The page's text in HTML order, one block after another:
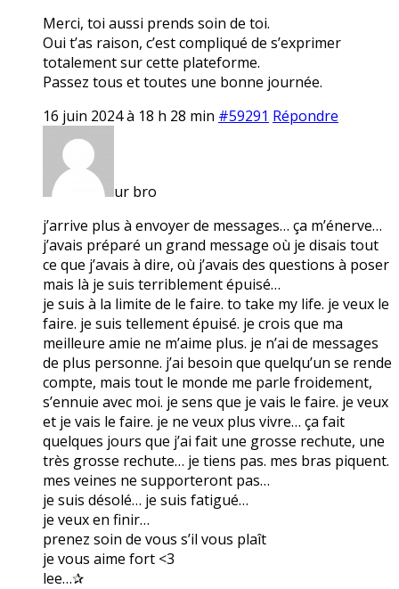
Merci, toi aussi prends soin de toi.
Oui t’as raison, c’est compliqué de s’exprimer
totalement sur cette plateforme.
Passez tous et toutes une bonne journée.
16 juin 2024 à 18 h 28 min #59291 Répondre
ur bro
j’arrive plus à envoyer de messages… ça m’énerve…
j’avais préparé un grand message où je disais tout
ce que j’avais à dire, où j’avais des questions à poser
mais là je suis terriblement épuisé…
je suis à la limite de le faire. to take my life. je veux le
faire. je suis tellement épuisé. je crois que ma
meilleure amie ne m’aime plus. je n’ai de messages
de plus personne. j’ai besoin que quelqu’un se rende
compte, mais tout le monde me parle froidement,
s’ennuie avec moi. je sens que je vais le faire. je veux
et je vais le faire. je ne veux plus vivre… ça fait
quelques jours que j’ai fait une grosse rechute, une
très grosse rechute… je tiens pas. mes bras piquent.
mes veines ne supporteront pas…
je suis désolé… je suis fatigué…
je veux en finir…
prenez soin de vous s’il vous plaît
je vous aime fort <3
lee…✰